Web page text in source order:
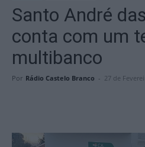
Santo André
conta com um
multibanco
Por Rádio Castelo Branco - 27 de